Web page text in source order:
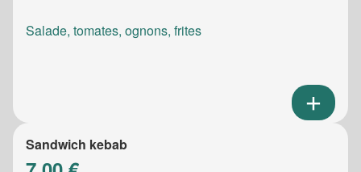
Salade, tomates, ognons, frites
Sandwich kebab